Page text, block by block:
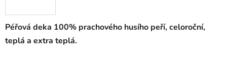
Péřová deka 100% prachového husího peří, celoroční,
teplá a extra teplá.